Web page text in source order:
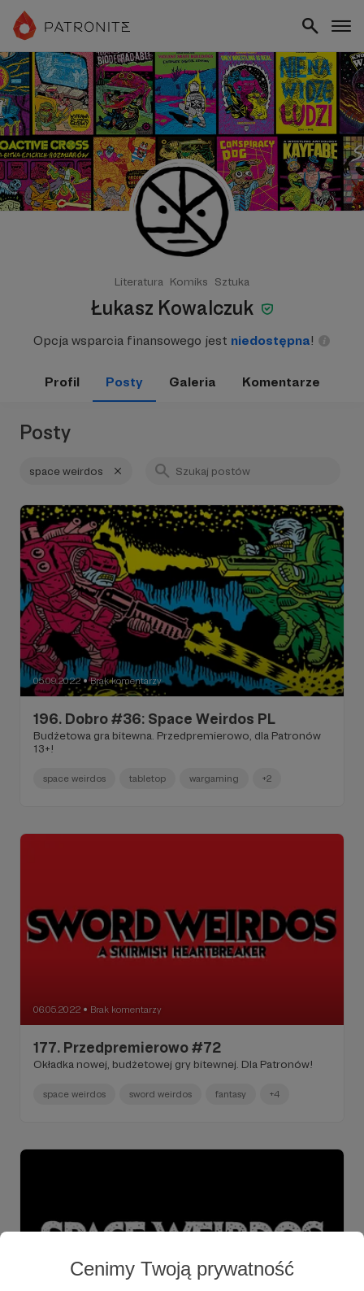
Cenimy Twoją prywatność
Literatura Komiks Sztuka
Łukasz Kowalczuk
Opcja wsparcia finansowego jest niedostępna!
Profil Posty Galeria Komentarze
Posty
space weirdos
05.09.2022 ● Brak komentarzy
196. Dobro #36: Space Weirdos PL
Budżetowa gra bitewna. Przedpremierowo, dla Patronów
13+!
space weirdos tabletop wargaming +2
06.05.2022 ● Brak komentarzy
177. Przedpremierowo #72
Okładka nowej, budżetowej gry bitewnej. Dla Patronów!
space weirdos sword weirdos fantasy +4